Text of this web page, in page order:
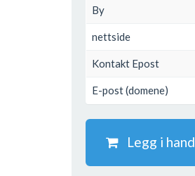
By
nettside
Kontakt Epost
E-post (domene)
Legg i